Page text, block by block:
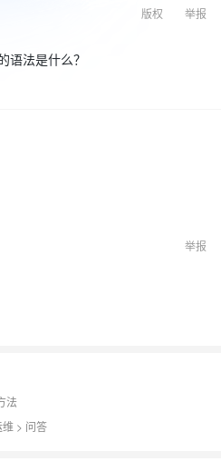
举报
版权
语法是什么？
举报
法
维 > 问答